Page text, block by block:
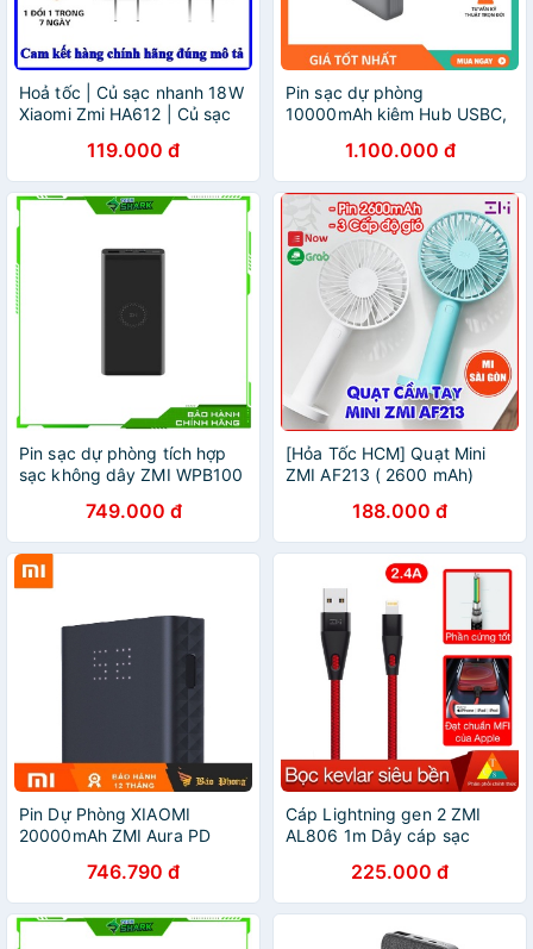
Hoả tốc | Củ sạc nhanh 18W
Xiaomi Zmi HA612 | Củ sạc
HA722 | Adapter sạc nhanh |
MIHOANGGIA
119.000 đ
Pin sạc dự phòng
10000mAh kiêm Hub USBC,
1.100.000 đ
Pin sạc dự phòng tích hợp
sạc không dây ZMI WPB100
749.000 đ
[Hỏa Tốc HCM] Quạt Mini
ZMI AF213 ( 2600 mAh)
188.000 đ
Pin Dự Phòng XIAOMI
20000mAh ZMI Aura PD
746.790 đ
Cáp Lightning gen 2 ZMI
AL806 1m Dây cáp sạc
225.000 đ